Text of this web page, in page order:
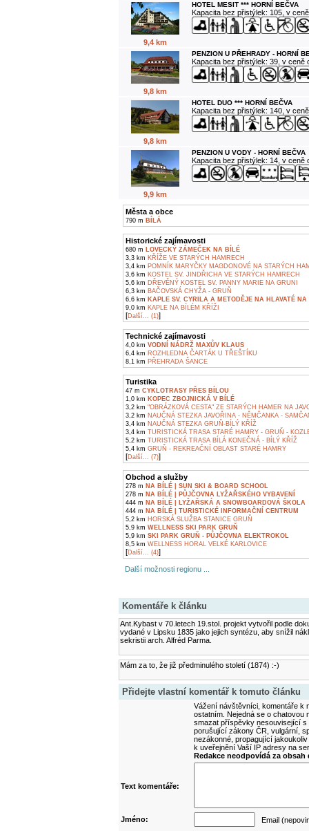
9,4 km
HOTEL MESIT *** HORNÍ BEČVA
Kapacita bez přistýlek: 105, v
9,8 km
PENZION U PŘEHRADY - HORNÍ
Kapacita bez přistýlek: 39, v ceně
9,8 km
HOTEL DUO *** HORNÍ BEČVA
Kapacita bez přistýlek: 140, v
9,9 km
PENZION U VODY - HORNÍ BEČVA
Kapacita bez přistýlek: 14, v ceně
Města a obce
790 m BÍLÁ
Historické zajímavosti
680 m LOVECKÝ ZÁMEČEK NA BÍLÉ
3,3 km KŘÍŽE VE STARÝCH HAMRECH
3,4 km POMNÍK MARYČKY MAGDONOVÉ NA STARÝCH
3,6 km KOSTEL SV. JINDŘICHA VE STARÝCH HAMRECH
5,6 km DŘEVĚNÝ KOSTEL SV. PANNY MARIE NA GRUNI
6,3 km BAČOVSKÁ CHYŽA - GRUŇ
6,6 km KAPLE SV. CYRILA A METODĚJE NA HLAVATÉ NA
9,0 km KAPLE NA BÍLÉM KŘÍŽI
[Další... (1)]
Technické zajímavosti
4,0 km VODNÍ NÁDRŽ MAXŮV KLAUS
6,4 km ROZHLEDNA ČARTÁK U TŘEŠTÍKU
8,1 km PŘEHRADA ŠANCE
Turistika
47 m CYKLOTRASY PŘES BÍLOU
1,0 km KOPEC ZBOJNICKÁ V BÍLÉ
3,2 km "OBRÁZKOVÁ CESTA" ZE STARÝCH HAMER NA
3,2 km NAUČNÁ STEZKA JAVOŘINA - NĚMČANKA -
3,4 km NAUČNÁ STEZKA GRUŇ-BÍLÝ KŘÍŽ
3,4 km TURISTICKÁ TRASA STARÉ HAMRY - GRUŇ -
5,2 km TURISTICKÁ TRASA BÍLÁ KONEČNÁ - BÍLÝ KŘÍŽ
5,4 km GRUŇ - REKREAČNÍ OBLAST STARÉ HAMRY
[Další... (7)]
Obchod a služby
278 m NA BÍLÉ | SUN SKI & BOARD SCHOOL
278 m NA BÍLÉ | PŮJČOVNA LYŽAŘSKÉHO VYBAVENÍ
444 m NA BÍLÉ | LYŽAŘSKÁ A SNOWBOARDOVÁ ŠKOLA
444 m NA BÍLÉ | TURISTICKÉ INFORMAČNÍ CENTRUM
5,2 km HORSKÁ SLUŽBA STANICE GRUŇ
5,9 km WELLNESS SKI PARK GRUŇ
5,9 km SKI PARK GRUŇ - PŮJČOVNA ELEKTROKOL
8,5 km WELLNESS HORAL VELKÉ KARLOVICE
[Další... (4)]
Další možnosti regionu ...
Komentáře k článku
Ant.Kybast v 70.letech 19.stol. projekt vytvořil podle
vydané v Lipsku 1835 jako jejich syntézu, aby snížil
sekristii arch. Alfréd Parma.
Mám za to, že již předminulého století (1874) :-)
Přidejte vlastní komentář k tomuto článku
Vážení návštěvníci, komentáře k
ostatním. Nejedná se o
smazat příspěvky nesouvisející
porušující zákony ČR, vulgární,
nezákonné, propagující
k uveřejnění Vaší IP adresy na
Redakce neodpovídá za
Text komentáře:
Jméno: Email